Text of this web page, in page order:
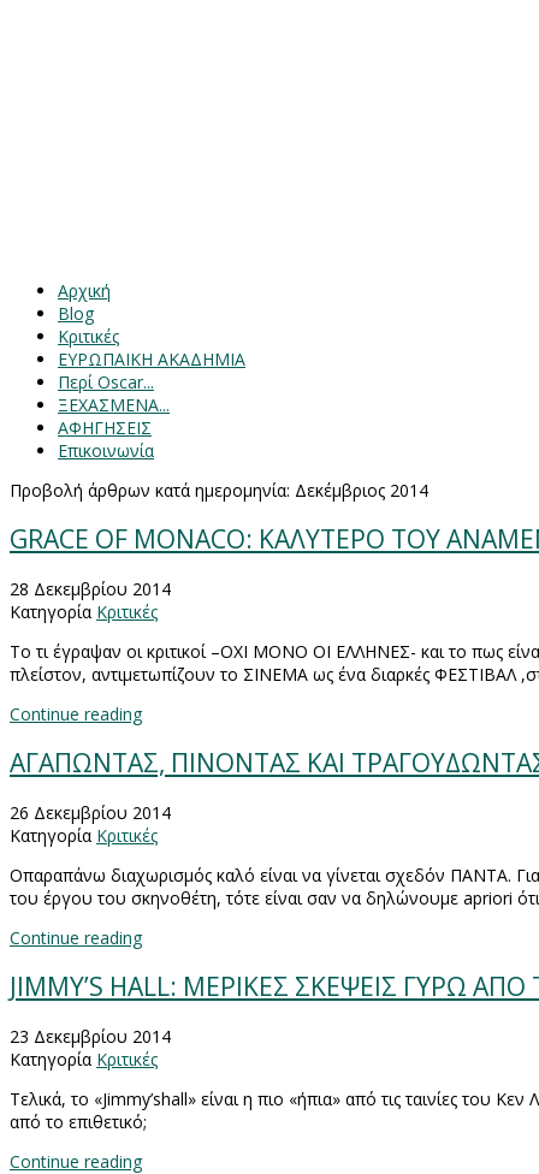
Αρχική
Blog
Κριτικές
ΕΥΡΩΠΑΙΚΗ ΑΚΑΔΗΜΙΑ
Περί Oscar...
ΞΕΧΑΣΜΕΝΑ...
ΑΦΗΓΗΣΕΙΣ
Επικοινωνία
Προβολή άρθρων κατά ημερομηνία: Δεκέμβριος 2014
GRACE OF MONACO: ΚΑΛΥΤΕΡΟ ΤΟΥ
28 Δεκεμβρίου 2014
Κατηγορία Κριτικές
Το τι έγραψαν οι κριτικοί –ΟΧΙ ΜΟΝΟ ΟΙ ΕΛΛΗΝΕΣ- και το πως
πλείστον, αντιμετωπίζουν το ΣΙΝΕΜΑ ως ένα διαρκές ΦΕΣΤΙΒΑΛ
Continue reading
ΑΓΑΠΩΝΤΑΣ, ΠΙΝΟΝΤΑΣ ΚΑΙ
26 Δεκεμβρίου 2014
Κατηγορία Κριτικές
Oπαραπάνω διαχωρισμός καλό είναι να γίνεται σχεδόν ΠΑΝΤΑ.
του έργου του σκηνοθέτη, τότε είναι σαν να δηλώνουμε apriori
Continue reading
JIMMY’S HALL: ΜΕΡΙΚΕΣ ΣΚΕΨΕΙΣ ΓΥΡΩ
23 Δεκεμβρίου 2014
Κατηγορία Κριτικές
Τελικά, το «Jimmy’shall» είναι η πιο «ήπια» από τις ταινίες του
από το επιθετικό;
Continue reading